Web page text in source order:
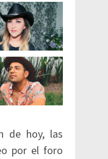
de hoy, las
por el foro